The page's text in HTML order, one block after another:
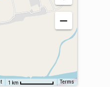
1 km Terms